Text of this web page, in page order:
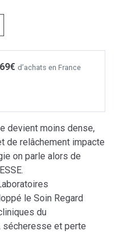
d’achats en France
devient moins dense,
de relâchement impacte
on parle alors de
le Soin Regard
du
et perte